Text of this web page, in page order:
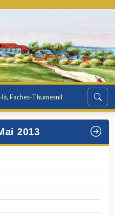
Faches-Thumesnil
2013